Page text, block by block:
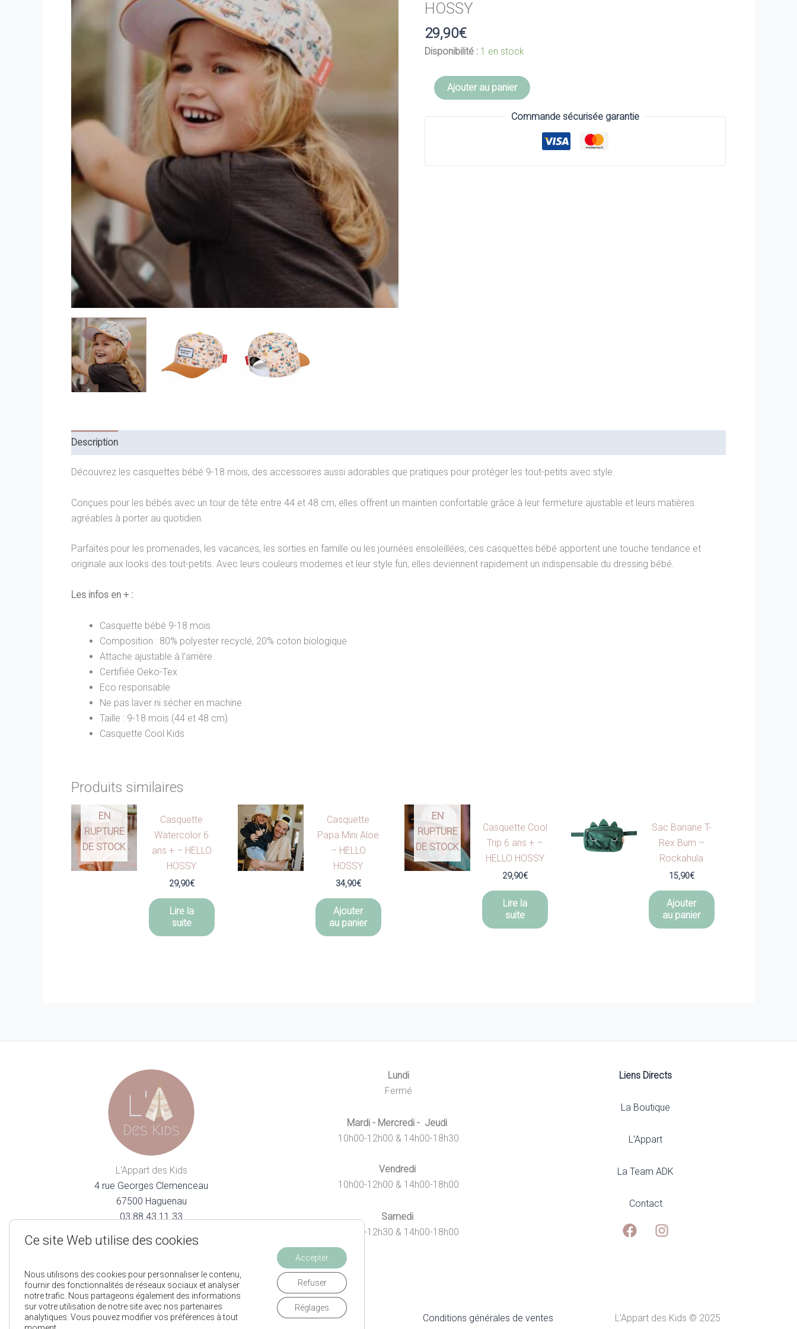
HOSSY
29,90€
Disponibilité : 1 en stock
quantitéAjouter au panier
Commande sécurisée garantie
Description
Découvrez les casquettes bébé 9-18 mois, des accessoires aussi adorables que pratiques pour protéger les tout-petits avec style.
Conçues pour les bébés avec un tour de tête entre 44 et 48 cm, elles offrent un maintien confortable grâce à leur fermeture ajustable et leurs matières
agréables à porter au quotidien.
Parfaites pour les promenades, les vacances, les sorties en famille ou les journées ensoleillées, ces casquettes bébé apportent une touche tendance et
originale aux looks des tout-petits. Avec leurs couleurs modernes et leur style fun, elles deviennent rapidement un indispensable du dressing bébé.
Les infos en + :
Casquette bébé 9-18 mois
Composition : 80% polyester recyclé, 20% coton biologique
Attache ajustable à l’arrière
Certifiée Oeko-Tex
Eco responsable
Ne pas laver ni sécher en machine
Taille : 9-18 mois (44 et 48 cm)
Casquette Cool Kids
Produits similaires
EN
RUPTURE
DE STOCK
Casquette
Watercolor 6
ans + – HELLO
HOSSY
29,90€
Lire la
suite
Casquette
Papa Mini Aloe
– HELLO
HOSSY
34,90€
Ajouter
au panier
EN
RUPTURE
DE STOCK
Casquette Cool
Trip 6 ans + –
HELLO HOSSY
29,90€
Lire la
suite
Sac Banane T-
Rex Bum –
Rockahula
15,90€
Ajouter
au panier
L'Appart des Kids
4 rue Georges Clemenceau
67500 Haguenau
03.88.43.11.33
Lundi
Fermé
Mardi - Mercredi - Jeudi
10h00-12h00 & 14h00-18h30
Vendredi
10h00-12h00 & 14h00-18h00
Samedi
10h00-12h30 & 14h00-18h00
Liens Directs
La Boutique
L'Appart
La Team ADK
Contact
Mentions Légales Politique de Confidentialité Conditions générales de ventes L'Appart des Kids © 2025
Ce site Web utilise des cookies
Nous utilisons des cookies pour personnaliser le contenu,
fournir des fonctionnalités de réseaux sociaux et analyser
notre trafic. Nous partageons également des informations
sur votre utilisation de notre site avec nos partenaires
analytiques. Vous pouvez modifier vos préférences à tout
Accepter
Refuser
Réglages